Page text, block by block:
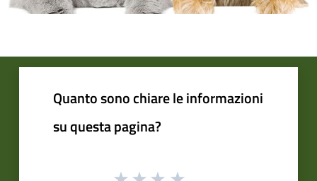
Quanto sono chiare le informazioni
su questa pagina?